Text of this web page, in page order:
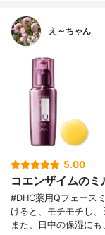
え～ちゃん
5.00
コエンザイムのミ
#DHC薬用Qフェース
けると、モチモチし、
また、日中の保湿に